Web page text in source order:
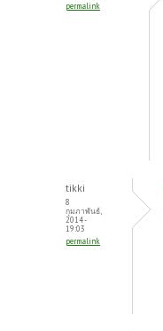
permalink
tikki
8
กุมภาพันธ์,
2014 -
19:03
permalink